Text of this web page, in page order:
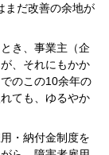
まだ改善の余地が
き、事業主（企
、それにもかか
のこの10余年の
ても、ゆるやか
・納付金制度を